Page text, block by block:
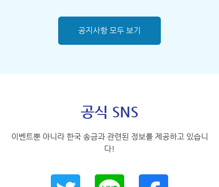
공지사항 모두 보기
공식 SNS
이벤트뿐 아니라 한국 송금과 관련된 정보를 제공하고 있습니
다!